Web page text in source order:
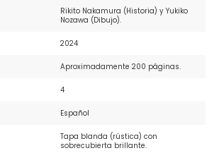
Rikito Nakamura (Historia) y Yukiko
Nozawa (Dibujo).
2024
Aproximadamente 200 páginas.
4
Español
Tapa blanda (rústica) con
sobrecubierta brillante.